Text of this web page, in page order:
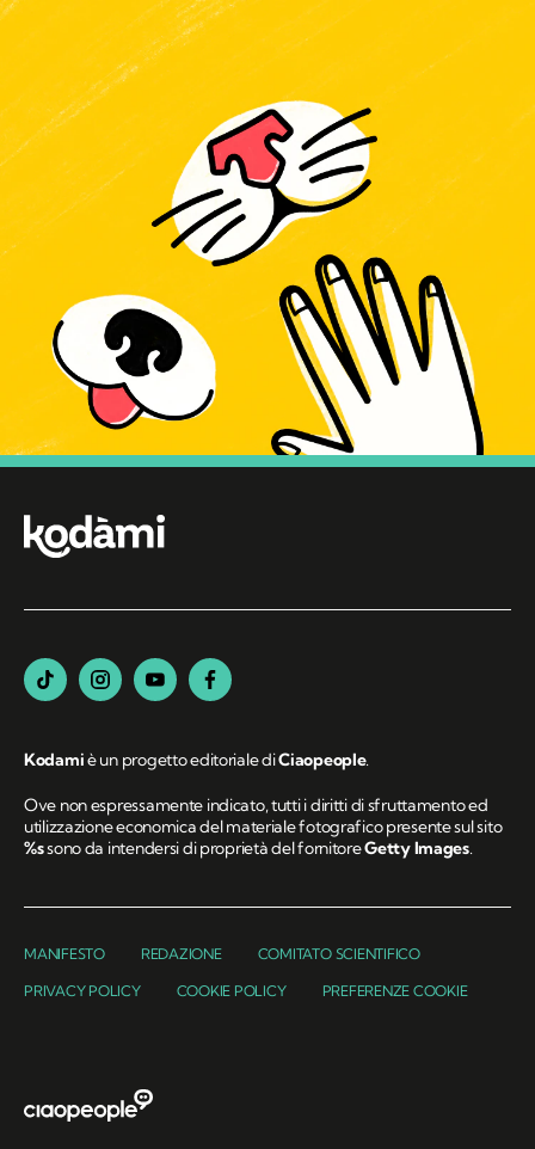
Kodamiè un progetto editoriale diCiaopeople.
Ove non espressamente indicato, tutti i diritti di sfruttamento ed
utilizzazione economica del materiale fotografico presente sul sito
%ssono da intendersi di proprietà del fornitoreGetty Images.
MANIFESTO REDAZIONE COMITATO SCIENTIFICO
PRIVACY POLICY COOKIE POLICY PREFERENZE COOKIE